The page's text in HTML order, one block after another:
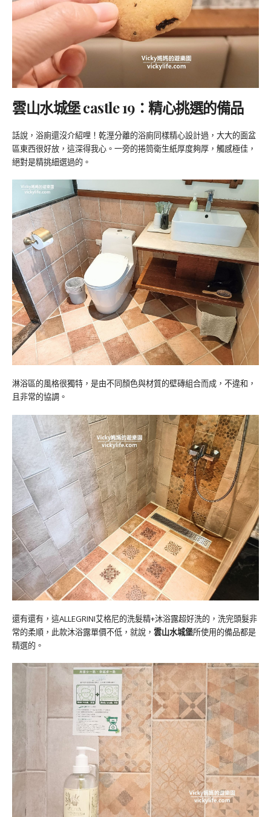
雲山水城堡 castle 19：精心挑選的備品
話說，浴廁還沒介紹哩！乾溼分離的浴廁同樣精心設計過，大大的面盆
區東西很好放，這深得我心。一旁的捲筒衛生紙厚度夠厚，觸感極佳，
絕對是精挑細選過的。
淋浴區的風格很獨特，是由不同顏色與材質的壁磚組合而成，不違和，
且非常的協調。
還有還有，這ALLEGRINI艾格尼的洗髮精+沐浴露超好洗的，洗完頭髮非
常的柔順，此款沐浴露單價不低，就說， 雲山水城堡所使用的備品都是
精選的。